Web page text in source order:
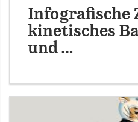
Infografische
kinetisches
und …